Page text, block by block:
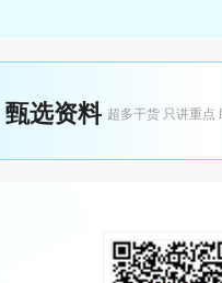
选资料 超多干货 只讲重点